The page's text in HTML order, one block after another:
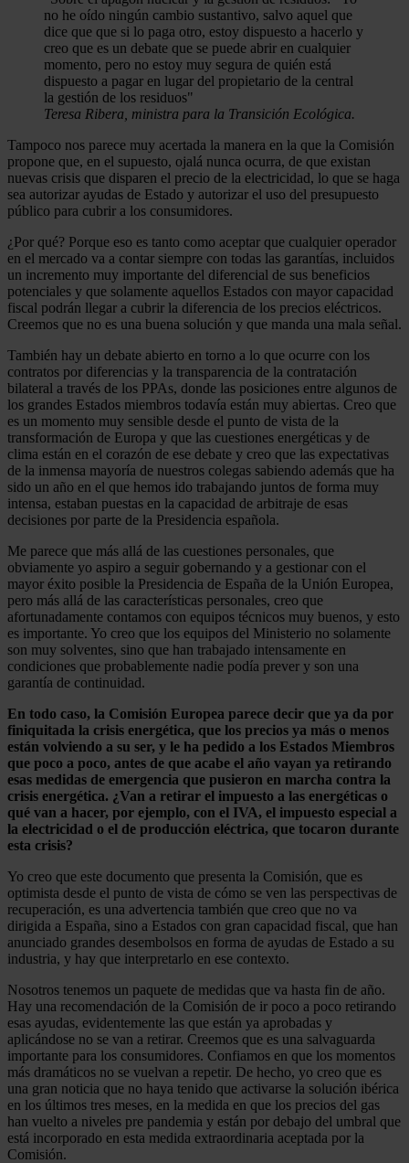
no he oído ningún cambio sustantivo, salvo aquel que
dice que que si lo paga otro, estoy dispuesto a hacerlo y
creo que es un debate que se puede abrir en cualquier
momento, pero no estoy muy segura de quién está
dispuesto a pagar en lugar del propietario de la central
la gestión de los residuos"
Teresa Ribera, ministra para la Transición Ecológica.
Tampoco nos parece muy acertada la manera en la que la Comisión
propone que, en el supuesto, ojalá nunca ocurra, de que existan
nuevas crisis que disparen el precio de la electricidad, lo que se haga
sea autorizar ayudas de Estado y autorizar el uso del presupuesto
público para cubrir a los consumidores.
¿Por qué? Porque eso es tanto como aceptar que cualquier operador
en el mercado va a contar siempre con todas las garantías, incluidos
un incremento muy importante del diferencial de sus beneficios
potenciales y que solamente aquellos Estados con mayor capacidad
fiscal podrán llegar a cubrir la diferencia de los precios eléctricos.
Creemos que no es una buena solución y que manda una mala señal.
También hay un debate abierto en torno a lo que ocurre con los
contratos por diferencias y la transparencia de la contratación
bilateral a través de los PPAs, donde las posiciones entre algunos de
los grandes Estados miembros todavía están muy abiertas. Creo que
es un momento muy sensible desde el punto de vista de la
transformación de Europa y que las cuestiones energéticas y de
clima están en el corazón de ese debate y creo que las expectativas
de la inmensa mayoría de nuestros colegas sabiendo además que ha
sido un año en el que hemos ido trabajando juntos de forma muy
intensa, estaban puestas en la capacidad de arbitraje de esas
decisiones por parte de la Presidencia española.
Me parece que más allá de las cuestiones personales, que
obviamente yo aspiro a seguir gobernando y a gestionar con el
mayor éxito posible la Presidencia de España de la Unión Europea,
pero más allá de las características personales, creo que
afortunadamente contamos con equipos técnicos muy buenos, y esto
es importante. Yo creo que los equipos del Ministerio no solamente
son muy solventes, sino que han trabajado intensamente en
condiciones que probablemente nadie podía prever y son una
garantía de continuidad.
En todo caso, la Comisión Europea parece decir que ya da por
finiquitada la crisis energética, que los precios ya más o menos
están volviendo a su ser, y le ha pedido a los Estados Miembros
que poco a poco, antes de que acabe el año vayan ya retirando
esas medidas de emergencia que pusieron en marcha contra la
crisis energética. ¿Van a retirar el impuesto a las energéticas o
qué van a hacer, por ejemplo, con el IVA, el impuesto especial a
la electricidad o el de producción eléctrica, que tocaron durante
esta crisis?
Yo creo que este documento que presenta la Comisión, que es
optimista desde el punto de vista de cómo se ven las perspectivas de
recuperación, es una advertencia también que creo que no va
dirigida a España, sino a Estados con gran capacidad fiscal, que han
anunciado grandes desembolsos en forma de ayudas de Estado a su
industria, y hay que interpretarlo en ese contexto.
Nosotros tenemos un paquete de medidas que va hasta fin de año.
Hay una recomendación de la Comisión de ir poco a poco retirando
esas ayudas, evidentemente las que están ya aprobadas y
aplicándose no se van a retirar. Creemos que es una salvaguarda
importante para los consumidores. Confiamos en que los momentos
más dramáticos no se vuelvan a repetir. De hecho, yo creo que es
una gran noticia que no haya tenido que activarse la solución ibérica
en los últimos tres meses, en la medida en que los precios del gas
han vuelto a niveles pre pandemia y están por debajo del umbral que
está incorporado en esta medida extraordinaria aceptada por la
Comisión.